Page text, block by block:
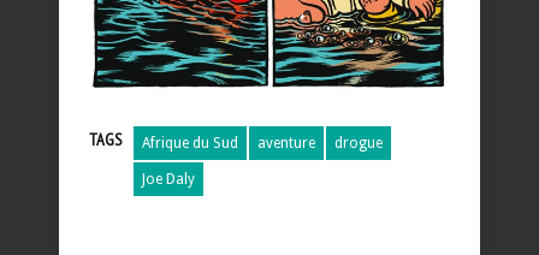
TAGS Afrique du Sud aventure drogue
Joe Daly